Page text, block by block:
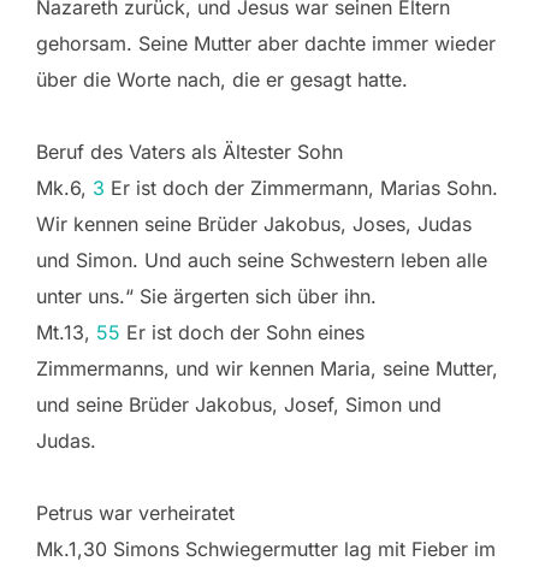
Nazareth zurück, und Jesus war seinen Eltern
gehorsam. Seine Mutter aber dachte immer wieder
über die Worte nach, die er gesagt hatte.
Beruf des Vaters als Ältester Sohn
Mk.6, 3 Er ist doch der Zimmermann, Marias Sohn.
Wir kennen seine Brüder Jakobus, Joses, Judas
und Simon. Und auch seine Schwestern leben alle
unter uns.“ Sie ärgerten sich über ihn.
Mt.13, 55 Er ist doch der Sohn eines
Zimmermanns, und wir kennen Maria, seine Mutter,
und seine Brüder Jakobus, Josef, Simon und
Judas.
Petrus war verheiratet
Mk.1,30 Simons Schwiegermutter lag mit Fieber im